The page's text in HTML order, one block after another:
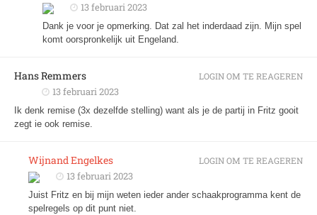
13 februari 2023
Dank je voor je opmerking. Dat zal het inderdaad zijn. Mijn spel
komt oorspronkelijk uit Engeland.
Hans Remmers
13 februari 2023
Ik denk remise (3x dezelfde stelling) want als je de partij in Fritz gooit
zegt ie ook remise.
LOGIN OM TE REAGEREN
Wijnand Engelkes
13 februari 2023
Juist Fritz en bij mijn weten ieder ander schaakprogramma kent de
spelregels op dit punt niet.
LOGIN OM TE REAGEREN